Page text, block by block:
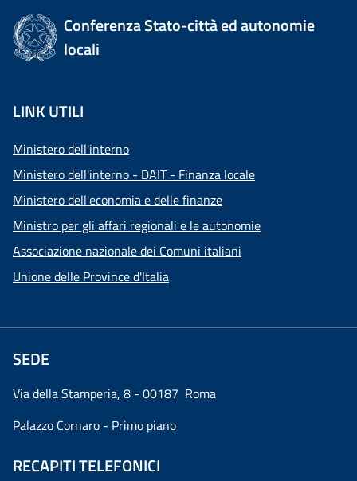
Conferenza Stato-città ed autonomie
locali
LINK UTILI
Ministero dell'interno
Ministero dell'interno - DAIT - Finanza locale
Ministero dell'economia e delle finanze
Ministro per gli affari regionali e le autonomie
Associazione nazionale dei Comuni italiani
Unione delle Province d'Italia
SEDE
Via della Stamperia, 8 - 00187 Roma
Palazzo Cornaro - Primo piano
RECAPITI TELEFONICI